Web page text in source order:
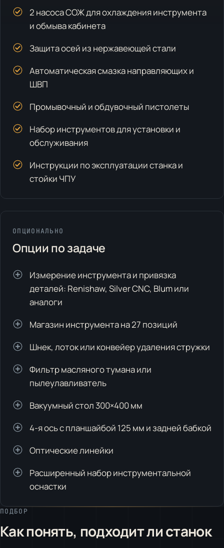
2 насоса СОЖ для охлаждения инструмента
и обмыва кабинета
Защита осей из нержавеющей стали
Автоматическая смазка направляющих и
ШВП
Промывочный и обдувочный пистолеты
Набор инструментов для установки и
обслуживания
Инструкции по эксплуатации станка и
стойки ЧПУ
ОПЦИОНАЛЬНО
Опции по задаче
Измерение инструмента и привязка
деталей: Renishaw, Silver CNC, Blum или
аналоги
Магазин инструмента на 27 позиций
Шнек, лоток или конвейер удаления стружки
Фильтр масляного тумана или
пылеулавливатель
Вакуумный стол 300×400 мм
4-я ось с планшайбой 125 мм и задней бабкой
Оптические линейки
Расширенный набор инструментальной
оснастки
ПОДБОР
Как понять, подходит ли станок